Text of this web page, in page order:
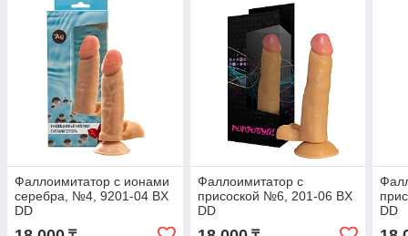
Фаллоимитатор с ионами
серебра, №4, 9201-04 BX
DD
Фаллоимитатор с
присоской №6, 201-06 BX
DD
DD